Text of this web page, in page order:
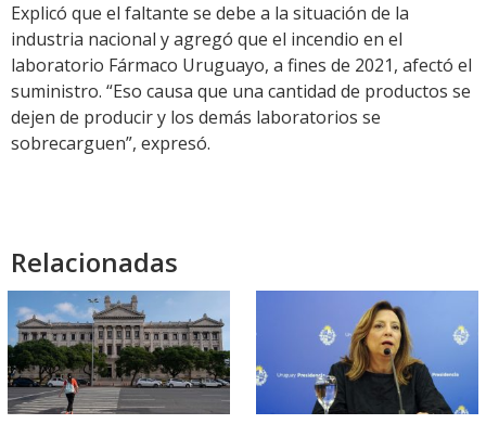
Explicó que el faltante se debe a la situación de la
industria nacional y agregó que el incendio en el
laboratorio Fármaco Uruguayo, a fines de 2021, afectó el
suministro. “Eso causa que una cantidad de productos se
dejen de producir y los demás laboratorios se
sobrecarguen”, expresó.
Relacionadas